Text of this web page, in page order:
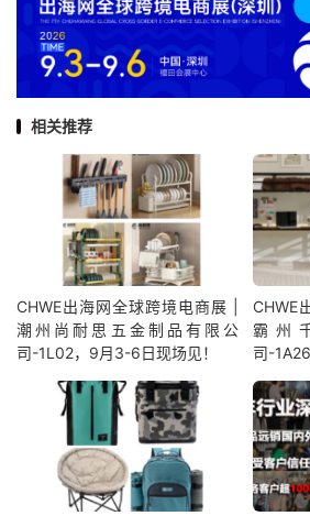
相关推荐
CHWE出海网全球跨境电商展 |
潮州尚耐思五金制品有限公
司-1L02，9月3-6日现场见！
CHWE
霸州
司-